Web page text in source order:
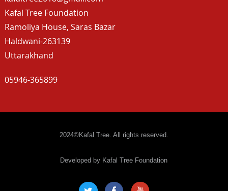
Kafal Tree Foundation
Ramoliya House, Saras Bazar
Haldwani-263139
Uttarakhand
05946-365899
2024©Kafal Tree. All rights reserved.
Developed by Kafal Tree Foundation